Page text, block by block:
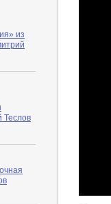
из
Теслов